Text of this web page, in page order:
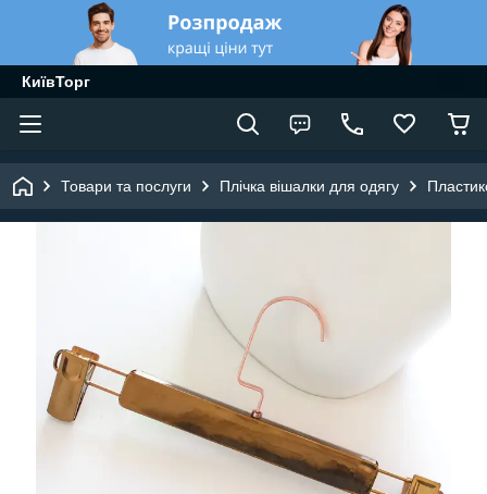
КиївТорг
Товари та послуги Плічка вішалки для одягу